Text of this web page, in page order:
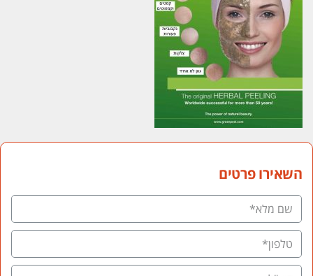
השאירו פרטים